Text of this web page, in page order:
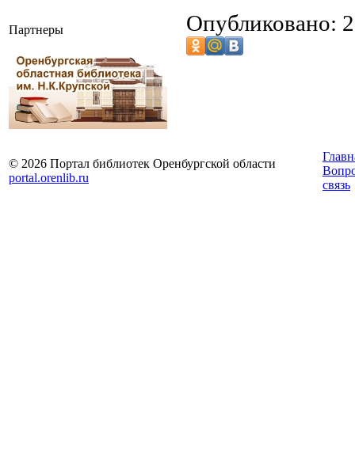
Партнеры Опубликовано:
© 2026 Портал библиотек Оренбургской области
portal.orenlib.ru
связь